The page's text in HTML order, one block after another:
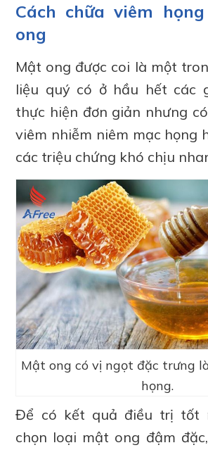
Cách chữa viêm
ong
Mật ong được coi là một
liệu quý có ở hầu hết các
thực hiện đơn giản nhưng
viêm nhiễm niêm mạc họng
các triệu chứng khó chịu
Mật ong có vị ngọt đặc trưng
họng.
Để có kết quả điều trị tốt
chọn loại mật ong đậm